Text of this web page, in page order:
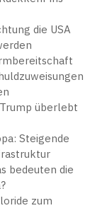
die USA
überlebt
Steigende
bedeuten die
zum